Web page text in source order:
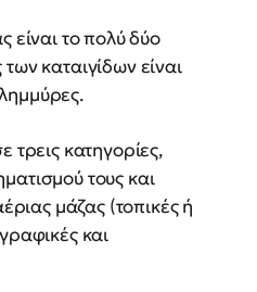
είναι το πολύ δύο
καταιγίδων είναι
τρεις κατηγορίες,
τους και
μάζας (τοπικές ή
και